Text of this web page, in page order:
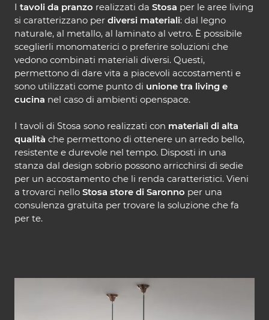
I tavoli da pranzo realizzati da Stosa per le aree living
si caratterizzano per diversi materiali: dal legno
naturale, al metallo, al laminato al vetro. È possibile
sceglierli monomaterici o preferire soluzioni che
vedono combinati materiali diversi. Questi,
permettono di dare vita a piacevoli accostamenti e
sono utilizzati come punto di unione tra living e
cucina nel caso di ambienti openspace.
I tavoli di Stosa sono realizzati con materiali di alta
qualità che permettono di ottenere un arredo bello,
resistente e durevole nel tempo. Disposti in una
stanza dal design sobrio possono arricchirsi di sedie
per un accostamento che li renda caratteristici. Vieni
a trovarci nello Stosa store di Saronno per una
consulenza gratuita per trovare la soluzione che fa
per te.